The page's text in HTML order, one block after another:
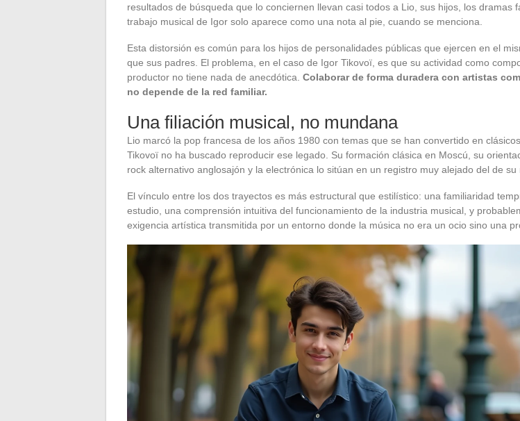
resultados de búsqueda que lo conciernen llevan casi todos a Lio, sus hijos, los dramas
trabajo musical de Igor solo aparece como una nota al pie, cuando se menciona.
Esta distorsión es común para los hijos de personalidades públicas que ejercen en el
que sus padres. El problema, en el caso de Igor Tikovoï, es que su actividad como
productor no tiene nada de anecdótica. Colaborar de forma duradera con artistas
no depende de la red familiar.
Una filiación musical, no mundana
Lio marcó la pop francesa de los años 1980 con temas que se han convertido en
Tikovoï no ha buscado reproducir ese legado. Su formación clásica en Moscú, su
rock alternativo anglosajón y la electrónica lo sitúan en un registro muy alejado del de su
El vínculo entre los dos trayectos es más estructural que estilístico: una familiaridad
estudio, una comprensión intuitiva del funcionamiento de la industria musical, y
exigencia artística transmitida por un entorno donde la música no era un ocio sino una